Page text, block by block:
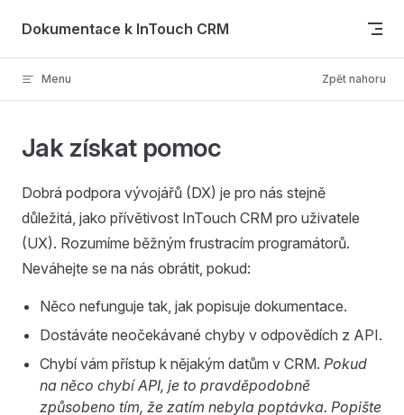
Skip to content
Dokumentace k InTouch CRM
Menu Zpět nahoru
Jak získat pomoc
Dobrá podpora vývojářů (DX) je pro nás stejně
důležitá, jako přívětivost InTouch CRM pro uživatele
(UX). Rozumíme běžným frustracím programátorů.
Neváhejte se na nás obrátit, pokud:
Něco nefunguje tak, jak popisuje dokumentace.
Dostáváte neočekávané chyby v odpovědích z API.
Chybí vám přístup k nějakým datům v CRM. Pokud
na něco chybí API, je to pravděpodobně
způsobeno tím, že zatím nebyla poptávka. Popište